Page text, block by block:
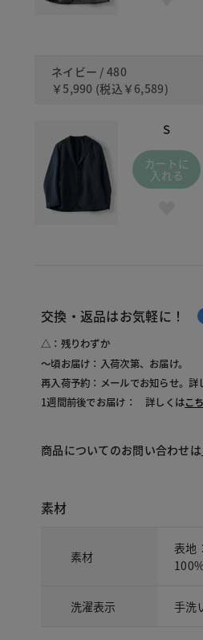
ネイビー / 480
￥5,990 (税込 ￥6,589)
S
カートに
入れる
交換・返品はお気軽に！
△：残りわずか
～頃お届け：入荷次第、お届け。
再入荷予約：メールでお知らせ。詳
1週間前後でお届け： 詳しくはこ
商品についてのお問い合わせは
素材
素材
表地
洗濯表示 手洗